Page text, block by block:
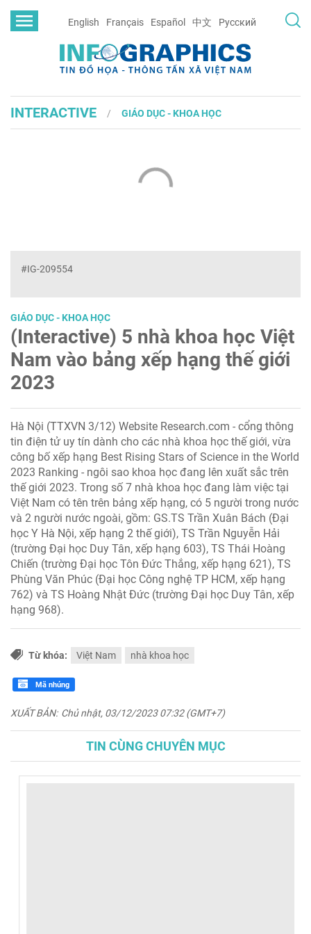
English Français Español 中文 Русский
INTERACTIVE GIÁO DỤC - KHOA HỌC
#IG-209554
GIÁO DỤC - KHOA HỌC
(Interactive) 5 nhà khoa học Việt
Nam vào bảng xếp hạng thế giới
2023
Hà Nội (TTXVN 3/12) Website Research.com - cổng thông
tin điện tử uy tín dành cho các nhà khoa học thế giới, vừa
công bố xếp hạng Best Rising Stars of Science in the World
2023 Ranking - ngôi sao khoa học đang lên xuất sắc trên
thế giới 2023. Trong số 7 nhà khoa học đang làm việc tại
Việt Nam có tên trên bảng xếp hạng, có 5 người trong nước
và 2 người nước ngoài, gồm: GS.TS Trần Xuân Bách (Đại
học Y Hà Nội, xếp hạng 2 thế giới), TS Trần Nguyễn Hải
(trường Đại học Duy Tân, xếp hạng 603), TS Thái Hoàng
Chiến (trường Đại học Tôn Đức Thắng, xếp hạng 621), TS
Phùng Văn Phúc (Đại học Công nghệ TP HCM, xếp hạng
762) và TS Hoàng Nhật Đức (trường Đại học Duy Tân, xếp
hạng 968).
Từ khóa: Việt Nam nhà khoa học
Mã nhúng
XUẤT BẢN: Chủ nhật, 03/12/2023 07:32 (GMT+7)
TIN CÙNG CHUYÊN MỤC